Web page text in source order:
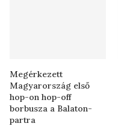
Megérkezett
Magyarország első
hop-on hop-off
borbusza a Balaton-
partra